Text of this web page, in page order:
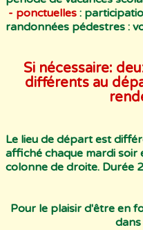
- ponctuelles :
randonnées pédestres :
Si nécessaire:
différents au
Le lieu de départ est
affiché chaque mardi soir
colonne de droite. Durée
Pour le plaisir d'être en